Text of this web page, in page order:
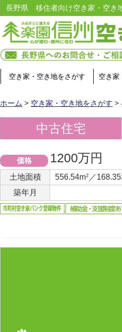
長野県 移住者向け空き家・空き
空き家・空き地をさがす 空き家
ホーム > 空き家・空き地をさがす >
中古住宅
価格 1200万円
土地面積 556.54m2 ／
築年月